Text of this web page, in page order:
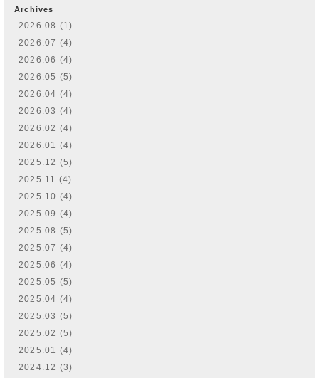
Archives
2026.08 (1)
2026.07 (4)
2026.06 (4)
2026.05 (5)
2026.04 (4)
2026.03 (4)
2026.02 (4)
2026.01 (4)
2025.12 (5)
2025.11 (4)
2025.10 (4)
2025.09 (4)
2025.08 (5)
2025.07 (4)
2025.06 (4)
2025.05 (5)
2025.04 (4)
2025.03 (5)
2025.02 (5)
2025.01 (4)
2024.12 (3)